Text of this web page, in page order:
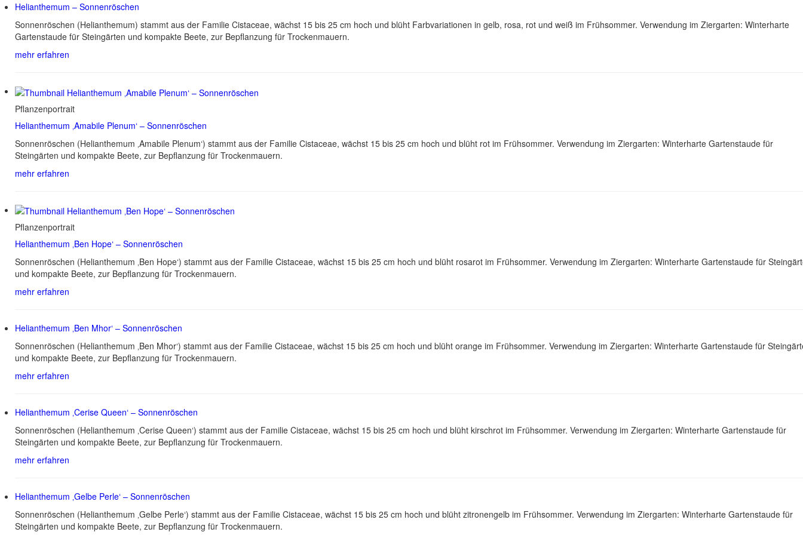
Helianthemum – Sonnenröschen
Sonnenröschen (Helianthemum) stammt aus der Familie Cistaceae, wächst 15 bis 25 cm hoch und blüht Farbvariationen in gelb, rosa, rot und weiß im Frühsommer. Verwendung im Ziergarten: Winterharte
Gartenstaude für Steingärten und kompakte Beete, zur Bepflanzung für Trockenmauern.
mehr erfahren
Pflanzenportrait
Helianthemum ‚Amabile Plenum‘ – Sonnenröschen
Sonnenröschen (Helianthemum ‚Amabile Plenum‘) stammt aus der Familie Cistaceae, wächst 15 bis 25 cm hoch und blüht rot im Frühsommer. Verwendung im Ziergarten: Winterharte Gartenstaude für
Steingärten und kompakte Beete, zur Bepflanzung für Trockenmauern.
mehr erfahren
Pflanzenportrait
Helianthemum ‚Ben Hope‘ – Sonnenröschen
Sonnenröschen (Helianthemum ‚Ben Hope‘) stammt aus der Familie Cistaceae, wächst 15 bis 25 cm hoch und blüht rosarot im Frühsommer. Verwendung im Ziergarten: Winterharte Gartenstaude für
und kompakte Beete, zur Bepflanzung für Trockenmauern.
mehr erfahren
Helianthemum ‚Ben Mhor‘ – Sonnenröschen
Sonnenröschen (Helianthemum ‚Ben Mhor‘) stammt aus der Familie Cistaceae, wächst 15 bis 25 cm hoch und blüht orange im Frühsommer. Verwendung im Ziergarten: Winterharte Gartenstaude für
und kompakte Beete, zur Bepflanzung für Trockenmauern.
mehr erfahren
Helianthemum ‚Cerise Queen‘ – Sonnenröschen
Sonnenröschen (Helianthemum ‚Cerise Queen‘) stammt aus der Familie Cistaceae, wächst 15 bis 25 cm hoch und blüht kirschrot im Frühsommer. Verwendung im Ziergarten: Winterharte Gartenstaude für
Steingärten und kompakte Beete, zur Bepflanzung für Trockenmauern.
mehr erfahren
Helianthemum ‚Gelbe Perle‘ – Sonnenröschen
Sonnenröschen (Helianthemum ‚Gelbe Perle‘) stammt aus der Familie Cistaceae, wächst 15 bis 25 cm hoch und blüht zitronengelb im Frühsommer. Verwendung im Ziergarten: Winterharte Gartenstaude für
Steingärten und kompakte Beete, zur Bepflanzung für Trockenmauern.